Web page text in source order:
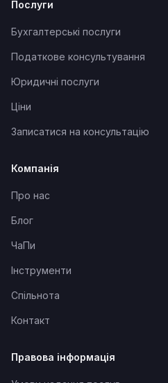
Послуги
Бухгалтерські послуги
Податкове консультування
Юридичні послуги
Ціни
Записатися на консультацію
Компанія
Про нас
Блог
ЧаПи
Інструменти
Спільнота
Контакт
Правова інформація